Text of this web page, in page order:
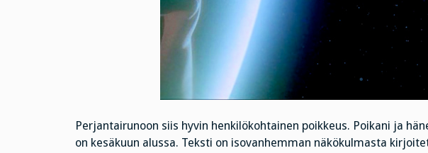
Perjantairunoon siis hyvin henkilökohtainen poikkeus. Poikani ja
on kesäkuun alussa. Teksti on isovanhemman näkökulmasta